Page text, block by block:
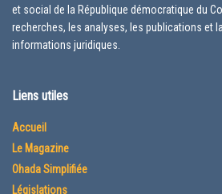
et social de la République démocratique du
recherches, les analyses, les publications et
informations juridiques.
Liens utiles
Accueil
Le Magazine
Ohada Simplifiée
Législations